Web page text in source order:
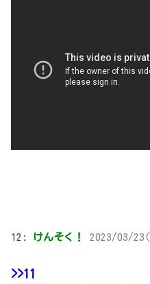
12: けんそく！ 2023/03/
>>11